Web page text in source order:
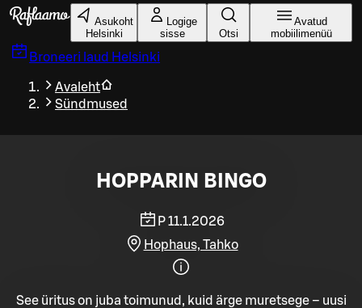
Liigu peamise sisu juurde
Asukoht
Helsinki
Logige
sisse
Otsi
Avatud
mobiilimenüü
Broneeri laud Helsinki
Avaleht
Sündmused
HOPPARIN BINGO
P 11.1.2026
Hophaus, Tahko
See üritus on juba toimunud, kuid ärge muretsege – uusi